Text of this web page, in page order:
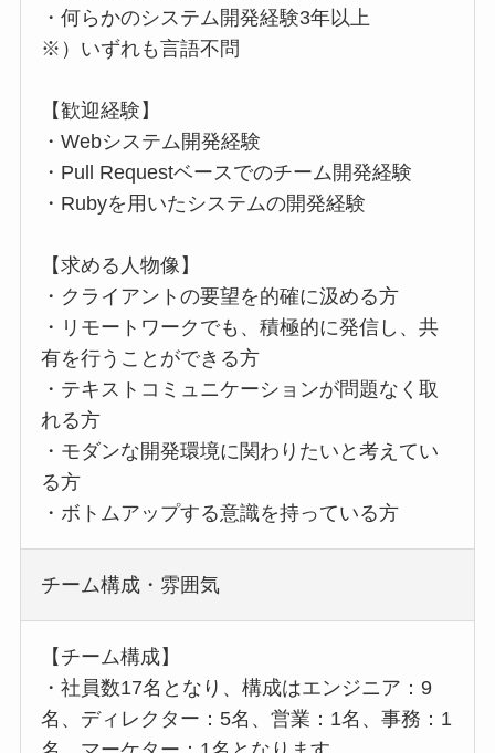
・何らかのシステム開発経験3年以上
※）いずれも言語不問
【歓迎経験】
・Webシステム開発経験
・Pull Requestベースでのチーム開発経験
・Rubyを用いたシステムの開発経験
【求める人物像】
・クライアントの要望を的確に汲める方
・リモートワークでも、積極的に発信し、共
有を行うことができる方
・テキストコミュニケーションが問題なく取
れる方
・モダンな開発環境に関わりたいと考えてい
る方
・ボトムアップする意識を持っている方
チーム構成・雰囲気
【チーム構成】
・社員数17名となり、構成はエンジニア：9
名、ディレクター：5名、営業：1名、事務：1